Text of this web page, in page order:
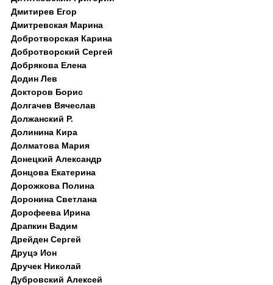
Дмитирев Егор
Дмитревская Марина
Добротворская Карина
Добротворский Сергей
Добрякова Елена
Додин Лев
Докторов Борис
Долгачев Вячеслав
Должанский Р.
Долинина Кира
Долматова Мария
Донецкий Александр
Донцова Екатерина
Дорожкова Полина
Доронина Светлана
Дорофеева Ирина
Драпкин Вадим
Дрейден Сергей
Друцэ Ион
Дручек Николай
Дубровский Алексей